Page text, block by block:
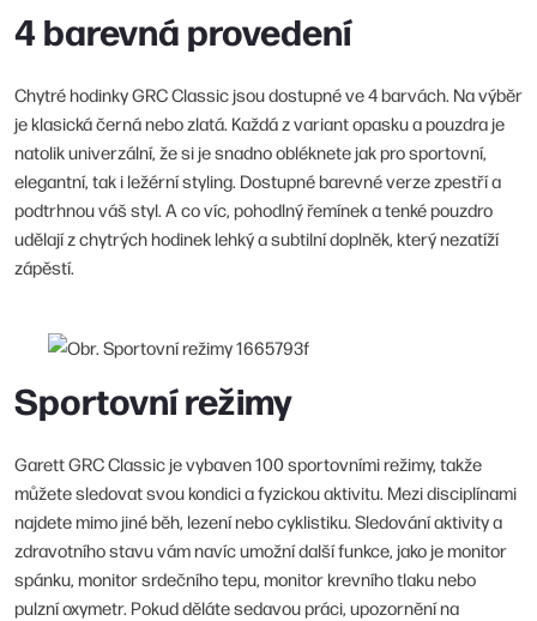
4 barevná provedení
Chytré hodinky GRC Classic jsou dostupné ve 4 barvách. Na výběr
je klasická černá nebo zlatá. Každá z variant opasku a pouzdra je
natolik univerzální, že si je snadno obléknete jak pro sportovní,
elegantní, tak i ležérní styling. Dostupné barevné verze zpestří a
podtrhnou váš styl. A co víc, pohodlný řemínek a tenké pouzdro
udělají z chytrých hodinek lehký a subtilní doplněk, který nezatíží
zápěstí.
Sportovní režimy
Garett GRC Classic je vybaven 100 sportovními režimy, takže
můžete sledovat svou kondici a fyzickou aktivitu. Mezi disciplínami
najdete mimo jiné běh, lezení nebo cyklistiku. Sledování aktivity a
zdravotního stavu vám navíc umožní další funkce, jako je monitor
spánku, monitor srdečního tepu, monitor krevního tlaku nebo
pulzní oxymetr. Pokud děláte sedavou práci, upozornění na